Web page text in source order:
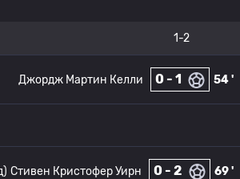
1-2
54 '
0 - 1
Джордж Мартин Келли
69 '
0 - 2
Стивен Кристофер Уирн